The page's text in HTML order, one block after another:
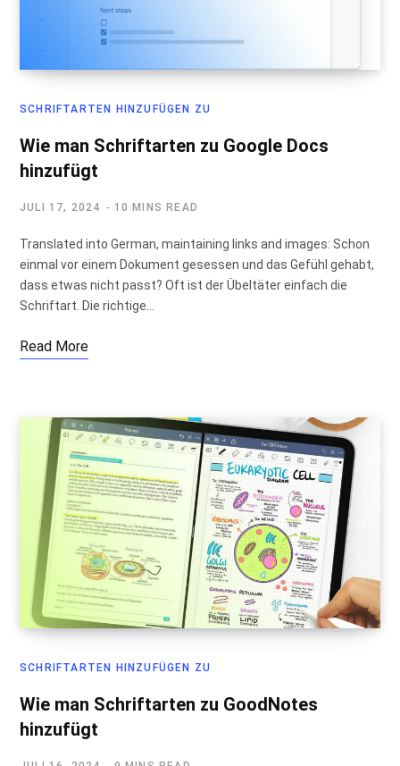
SCHRIFTARTEN HINZUFÜGEN ZU
Wie man Schriftarten zu Google Docs
hinzufügt
JULI 17, 2024 10 MINS READ
Translated into German, maintaining links and images: Schon
einmal vor einem Dokument gesessen und das Gefühl gehabt,
dass etwas nicht passt? Oft ist der Übeltäter einfach die
Schriftart. Die richtige…
Read More
SCHRIFTARTEN HINZUFÜGEN ZU
Wie man Schriftarten zu GoodNotes
hinzufügt